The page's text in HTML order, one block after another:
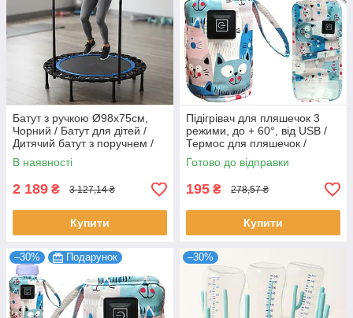
Батут з ручкою Ø98х75см,
Чорний / Батут для дітей /
Дитячий батут з поручнем /
Фітнес батут / Батут для
фітнесу
В наявності
2 189 ₴ 3 127,14 ₴
Купити
Підігрівач для пляшечок 3
режими, до + 60°, від USB /
Термос для пляшечок /
Нагрівач для пляшок
Готово до відправки
195 ₴ 278,57 ₴
Купити
–30% Подарунок –30%